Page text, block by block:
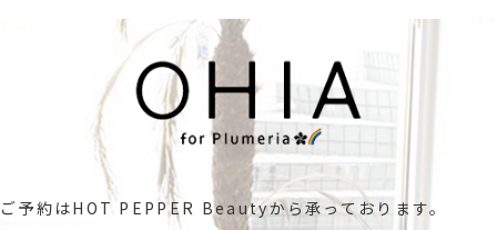
ご予約はHOT PEPPER Beautyから承っております。